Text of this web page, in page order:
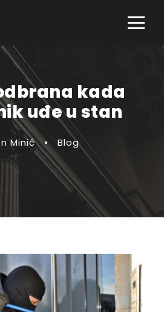
kada
uđe u stan
Minić • Blog